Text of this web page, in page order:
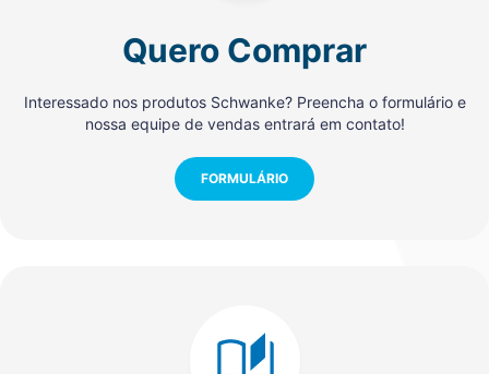
Quero Comprar
Interessado nos produtos Schwanke? Preencha o formulário e
nossa equipe de vendas entrará em contato!
FORMULÁRIO